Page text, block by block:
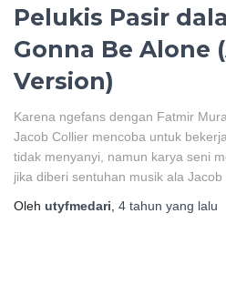
Pelukis Pasir
Gonna Be Alone
Version)
Karena ngefans dengan Fatmir
Jacob Collier mencoba untuk
tidak menyanyi, namun karya seni
jika diberi sentuhan musik ala Jacob
Oleh utyfmedari 4 tahun yang lalu